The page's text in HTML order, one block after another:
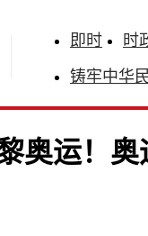
即时 时
铸牢中华
奥运！